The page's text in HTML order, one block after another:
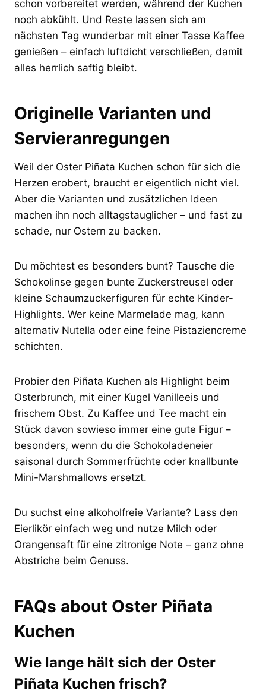
schon vorbereitet werden, während der Kuchen
noch abkühlt. Und Reste lassen sich am
nächsten Tag wunderbar mit einer Tasse Kaffee
genießen – einfach luftdicht verschließen, damit
alles herrlich saftig bleibt.
Originelle Varianten und
Servieranregungen
Weil der Oster Piñata Kuchen schon für sich die
Herzen erobert, braucht er eigentlich nicht viel.
Aber die Varianten und zusätzlichen Ideen
machen ihn noch alltagstauglicher – und fast zu
schade, nur Ostern zu backen.
Du möchtest es besonders bunt? Tausche die
Schokolinse gegen bunte Zuckerstreusel oder
kleine Schaumzuckerfiguren für echte Kinder-
Highlights. Wer keine Marmelade mag, kann
alternativ Nutella oder eine feine Pistaziencreme
schichten.
Probier den Piñata Kuchen als Highlight beim
Osterbrunch, mit einer Kugel Vanilleeis und
frischem Obst. Zu Kaffee und Tee macht ein
Stück davon sowieso immer eine gute Figur –
besonders, wenn du die Schokoladeneier
saisonal durch Sommerfrüchte oder knallbunte
Mini-Marshmallows ersetzt.
Du suchst eine alkoholfreie Variante? Lass den
Eierlikör einfach weg und nutze Milch oder
Orangensaft für eine zitronige Note – ganz ohne
Abstriche beim Genuss.
FAQs about Oster Piñata
Kuchen
Wie lange hält sich der Oster
Piñata Kuchen frisch?